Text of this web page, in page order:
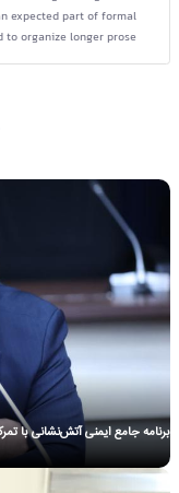
expected part of formal
to organize longer prose.
in writing dealing with a
expected part of formal
to organize longer prose.
in writing dealing with a
expected part of formal
to organize longer prose.
برنامه جامع ایمنی آتش‌نشانی با